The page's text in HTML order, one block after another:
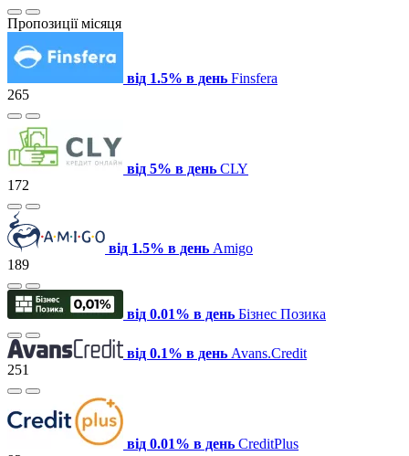
Пропозиції місяця
від 1.5% в день Finsfera
265
від 5% в день CLY
172
від 1.5% в день Amigo
189
від 0.01% в день Бізнес Позика
від 0.1% в день Avans.Credit
251
від 0.01% в день CreditPlus